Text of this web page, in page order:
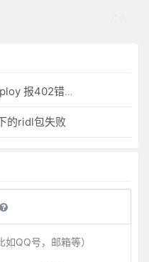
402错误的问题
的ridl包失败
如QQ号，邮箱等）